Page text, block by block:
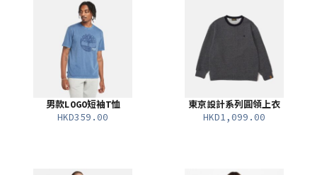
男款LOGO短袖T恤
HKD359.00
東京設計系列圓領上衣
HKD1,099.00